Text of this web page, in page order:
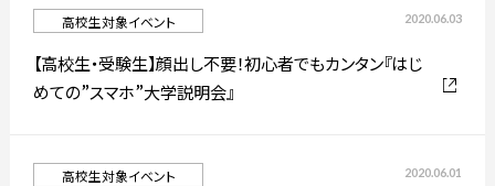
2020.06.03
高校生対象イベント
【高校生・受験生】顔出し不要！初心者でもカンタン『はじ
めての”スマホ”大学説明会』
2020.06.01
高校生対象イベント